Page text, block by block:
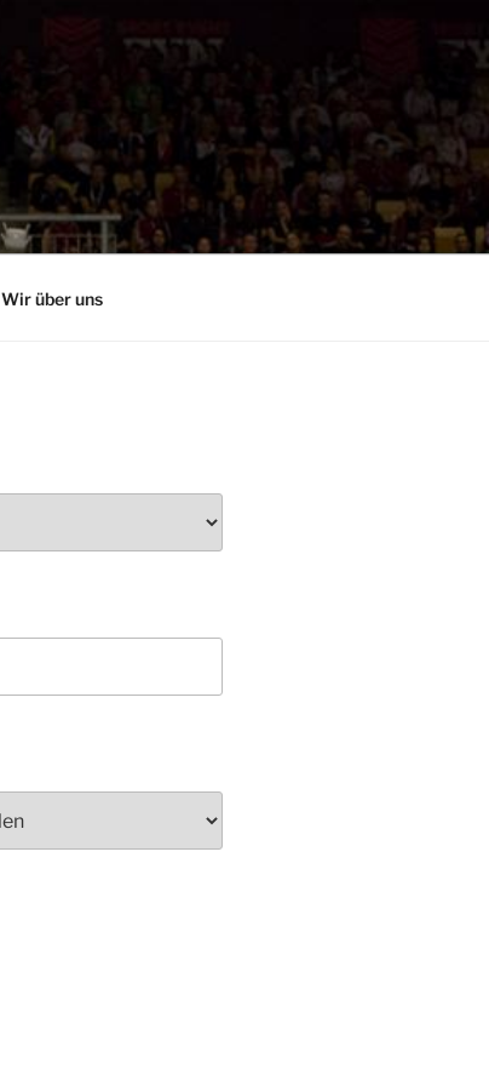
Wir über uns